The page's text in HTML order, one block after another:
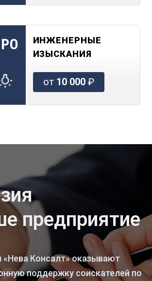
ИНЖЕНЕРНЫЕ
ИЗЫСКАНИЯ
от 10 000₽
предприятие
«Нева Консалт» оказывают
поддержку соискателей по